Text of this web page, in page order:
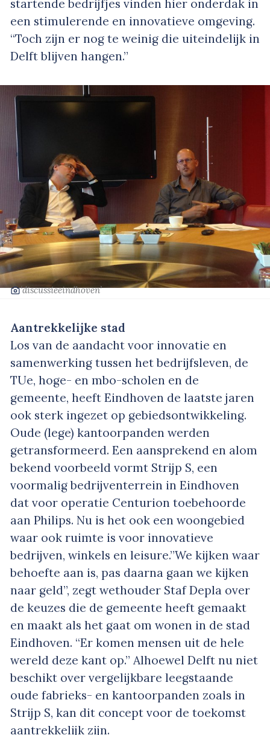
startende bedrijfjes vinden hier onderdak in
een stimulerende en innovatieve omgeving.
“Toch zijn er nog te weinig die uiteindelijk in
Delft blijven hangen.”
‘discussieeindhoven’
Aantrekkelijke stad
Los van de aandacht voor innovatie en
samenwerking tussen het bedrijfsleven, de
TUe, hoge- en mbo-scholen en de
gemeente, heeft Eindhoven de laatste jaren
ook sterk ingezet op gebiedsontwikkeling.
Oude (lege) kantoorpanden werden
getransformeerd. Een aansprekend en alom
bekend voorbeeld vormt Strijp S, een
voormalig bedrijventerrein in Eindhoven
dat voor operatie Centurion toebehoorde
aan Philips. Nu is het ook een woongebied
waar ook ruimte is voor innovatieve
bedrijven, winkels en leisure.”We kijken waar
behoefte aan is, pas daarna gaan we kijken
naar geld”, zegt wethouder Staf Depla over
de keuzes die de gemeente heeft gemaakt
en maakt als het gaat om wonen in de stad
Eindhoven. “Er komen mensen uit de hele
wereld deze kant op.” Alhoewel Delft nu niet
beschikt over vergelijkbare leegstaande
oude fabrieks- en kantoorpanden zoals in
Strijp S, kan dit concept voor de toekomst
aantrekkelijk zijn.